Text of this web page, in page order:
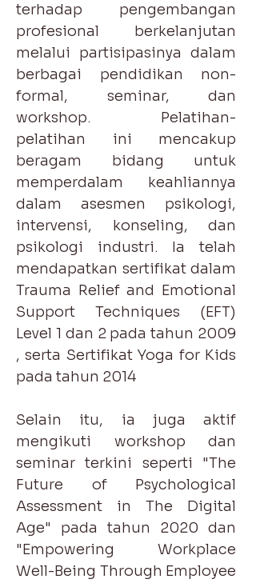
terhadap pengembangan
profesional berkelanjutan
melalui partisipasinya dalam
berbagai pendidikan non-
formal, seminar, dan
workshop. Pelatihan-
pelatihan ini mencakup
beragam bidang untuk
memperdalam keahliannya
dalam asesmen psikologi,
intervensi, konseling, dan
psikologi industri. Ia telah
mendapatkan sertifikat dalam
Trauma Relief and Emotional
Support Techniques (EFT)
Level 1 dan 2 pada tahun 2009
, serta Sertifikat Yoga for Kids
pada tahun 2014
Selain itu, ia juga aktif
mengikuti workshop dan
seminar terkini seperti "The
Future of Psychological
Assessment in The Digital
Age" pada tahun 2020 dan
"Empowering Workplace
Well-Being Through Employee